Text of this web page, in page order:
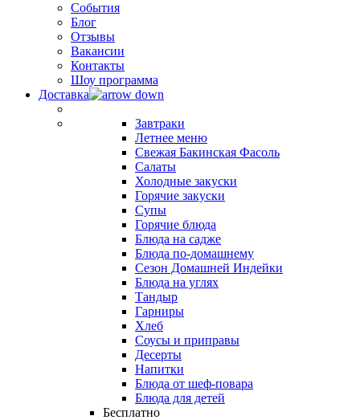
События
Блог
Отзывы
Вакансии
Контакты
Шоу программа
Доставка
Завтраки
Летнее меню
Свежая Бакинская Фасоль
Салаты
Холодные закуски
Горячие закуски
Супы
Горячие блюда
Блюда на садже
Блюда по-домашнему
Сезон Домашней Индейки
Блюда на углях
Тандыр
Гарниры
Хлеб
Соусы и приправы
Десерты
Напитки
Блюда от шеф-повара
Блюда для детей
Бесплатно